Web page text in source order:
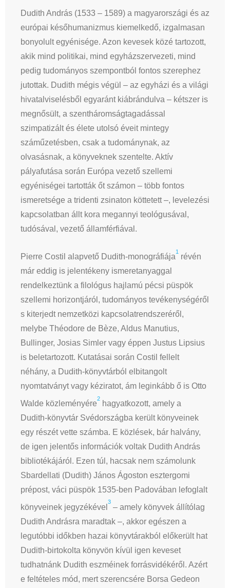
Dudith András (1533 – 1589) a magyarországi és az
európai későhumanizmus kiemelkedő, izgalmasan
bonyolult egyénisége. Azon kevesek közé tartozott,
akik mind politikai, mind egyházszervezeti, mind
pedig tudományos szempontból fontos szerephez
jutottak. Dudith mégis végül – az egyházi és a világi
hivatalviselésből egyaránt kiábrándulva – kétszer is
megnősült, a szentháromságtagadással
szimpatizált és élete utolsó éveit mintegy
száműzetésben, csak a tudománynak, az
olvasásnak, a könyveknek szentelte. Aktív
pályafutása során Európa vezető szellemi
egyéniségei tartották őt számon – több fontos
ismeretsége a tridenti zsinaton köttetett –, levelezési
kapcsolatban állt kora megannyi teológusával,
tudósával, vezető államférfiával.
Pierre Costil alapvető Dudith-monográfiája
1
révén
már eddig is jelentékeny ismeretanyaggal
rendelkeztünk a filológus hajlamú pécsi püspök
szellemi horizontjáról, tudományos tevékenységéről
s kiterjedt nemzetközi kapcsolatrendszeréről,
melybe Théodore de Bèze, Aldus Manutius,
Bullinger, Josias Simler vagy éppen Justus Lipsius
is beletartozott. Kutatásai során Costil fellelt
néhány, a Dudith-könyvtárból elbitangolt
nyomtatványt vagy kéziratot, ám leginkább ő is Otto
Walde közleményére
2
hagyatkozott, amely a
Dudith-könyvtár Svédországba került könyveinek
egy részét vette számba. E közlések, bár halvány,
de igen jelentős információk voltak Dudith András
bibliotékájáról. Ezen túl, hacsak nem számolunk
Sbardellati (Dudith) János Ágoston esztergomi
prépost, váci püspök 1535-ben Padovában lefoglalt
könyveinek jegyzékével
3
– amely könyvek állítólag
Dudith Andrásra maradtak –, akkor egészen a
legutóbbi időkben hazai könyvtárakból előkerült hat
Dudith-birtokolta könyvön kívül igen keveset
tudhatnánk Dudith eszméinek forrásvidékéről. Azért
e feltételes mód, mert szerencsére Borsa Gedeon